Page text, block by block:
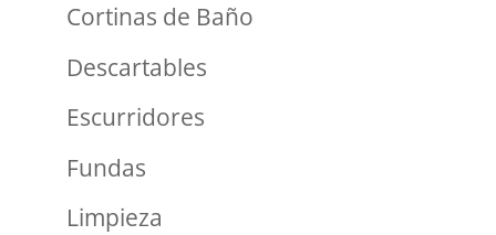
Cortinas de Baño
Descartables
Escurridores
Fundas
Limpieza